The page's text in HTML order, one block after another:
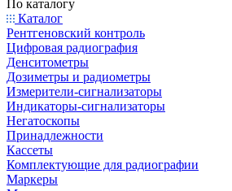
По каталогу
Каталог
Рентгеновский контроль
Цифровая радиография
Денситометры
Дозиметры и радиометры
Измерители-сигнализаторы
Индикаторы-сигнализаторы
Негатоскопы
Принадлежности
Кассеты
Комплектующие для радиографии
Маркеры